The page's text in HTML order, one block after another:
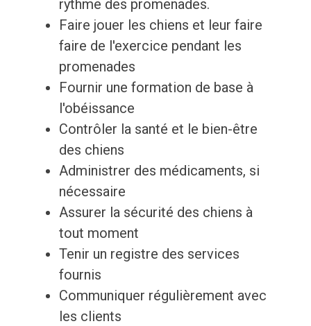
rythme des promenades.
Faire jouer les chiens et leur faire
faire de l'exercice pendant les
promenades
Fournir une formation de base à
l'obéissance
Contrôler la santé et le bien-être
des chiens
Administrer des médicaments, si
nécessaire
Assurer la sécurité des chiens à
tout moment
Tenir un registre des services
fournis
Communiquer régulièrement avec
les clients